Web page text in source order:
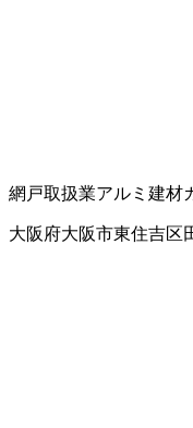
網戸取扱業アルミ建材
大阪府大阪市東住吉区